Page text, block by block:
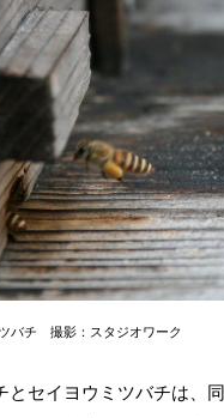
バチ 撮影：スタジオワーク
セイヨウミツバチは、